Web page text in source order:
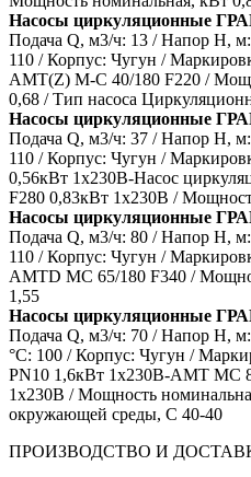
Насосы циркуляционные
Подача Q, м3/ч: 13 / Напор H,
110 / Корпус: Чугун /
AMT(Z) M-C 40/180 F220 /
0,68 / Тип насоса
Насосы циркуляционные
Подача Q, м3/ч: 37 / Напор H,
110 / Корпус: Чугун /
0,56кВт 1х230В-Насос
F280 0,83кВт 1х230В /
Насосы циркуляционные
Подача Q, м3/ч: 80 / Напор H,
110 / Корпус: Чугун /
AMTD MC 65/180 F340 /
1,55
Насосы циркуляционные
Подача Q, м3/ч: 70 / Напор H,
°С: 100 / Корпус: Чугун /
PN10 1,6кВт 1х230В-AMT MС
1х230В / Мощность
окружающей среды, С 40-40
ПРОИЗВОДСТВО И